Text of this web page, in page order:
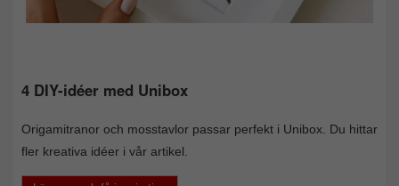
4 DIY-idéer med Unibox
Origamitranor och mosstavlor passar perfekt i Unibox. Du hittar
fler kreativa idéer i vår artikel.